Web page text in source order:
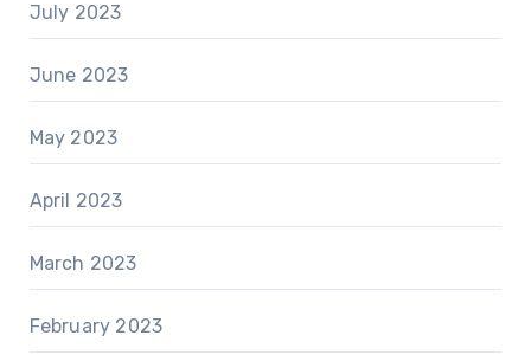
July 2023
June 2023
May 2023
April 2023
March 2023
February 2023